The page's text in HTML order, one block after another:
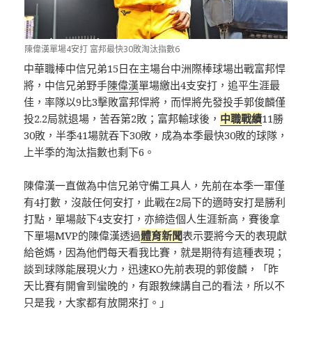
陳偉漢單場4安打 富邦最快30敗淘汰指數6
中華職棒中信兄弟15日在主場台中洲際棒球場出戰富邦悍
將，中信兄弟野手陳偉漢單場繳出4支安打，追平生涯最
佳，率隊以9比3擊敗富邦悍將，而悍將先發投手郭俊麟僅
投2.2局就退場，苦吞第2敗；富邦輸球後， 中職戰績11勝
30敗，半季41場就吞下30敗，成為本季最快30敗的球隊，
上半季的淘汰指數也剩下6。
陳偉漢一直做為中信兄弟守備工具人，先前在本季一軍僅
有4打數，沒敲任何安打，此戰在2局下的適時安打是勝利
打點，單場敲下4支安打，亦締造個人生涯新高，賽後拿
下單場MVP的陳偉漢透過體育新聞表示要將今天的表現獻
給爸媽，因為他們每天看我比賽，就是期待有這種表現；
談到球隊能展現火力，迅速KO先前表現的郭俊麟，「昨
天比賽有開會到蠻晚的，有跟教練講自己的看法，所以不
只是我，大家都有放開來打。」